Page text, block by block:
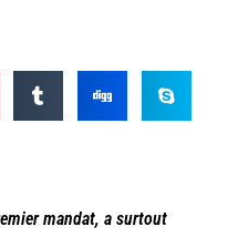
mandat, a surtout